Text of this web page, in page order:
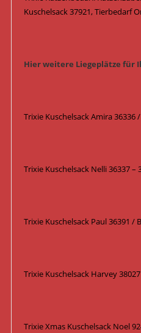
Kuschelsack 37921, Tierbedarf
Hier weitere Liegeplätze für
Trixie Kuschelsack Amira 36336
Trixie Kuschelsack Nelli 36337 –
Trixie Kuschelsack Paul 36391 /
Trixie Kuschelsack Harvey
Trixie Xmas Kuschelsack Noel